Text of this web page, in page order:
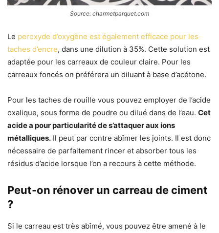
Source: charmetparquet.com
Le peroxyde d’oxygène est également efficace pour les
taches d’encre, dans une dilution à 35%. Cette solution est
adaptée pour les carreaux de couleur claire. Pour les
carreaux foncés on préférera un diluant à base d’acétone.
Pour les taches de rouille vous pouvez employer de l’acide
oxalique, sous forme de poudre ou dilué dans de l’eau. Cet
acide a pour particularité de s’attaquer aux ions
métalliques. Il peut par contre abîmer les joints. Il est donc
nécessaire de parfaitement rincer et absorber tous les
résidus d’acide lorsque l’on a recours à cette méthode.
Peut-on rénover un carreau de ciment
?
Si le carreau est très abîmé, vous pouvez être amené à le